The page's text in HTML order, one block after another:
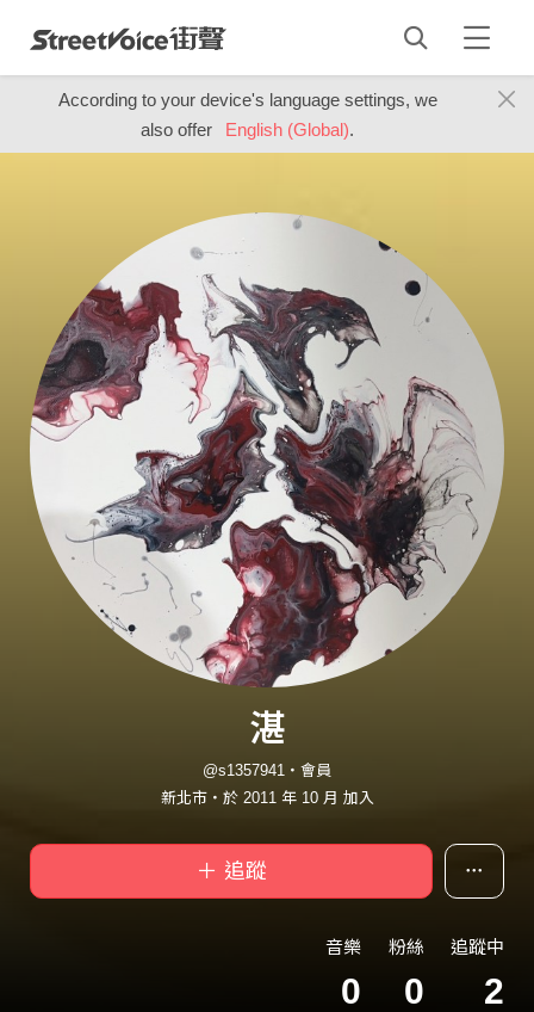
According to your device's language settings, we
also offer
English (Global).
湛
@s1357941・會員
新北市・於 2011 年 10 月 加入
＋ 追蹤
音樂
0
粉絲
0
追蹤中
2